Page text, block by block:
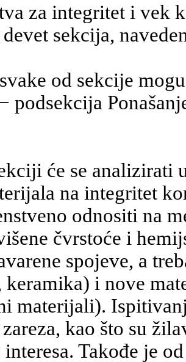
za integritet i vek
sekcija,
od sekcije
podsekcija
će se analizirati
na integritet
odnositi na
čvrstoće i
spojeve, a
i no­ve
materijali).
kao što su
interesa. Takođe je